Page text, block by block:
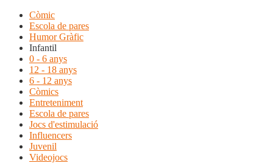
Còmic
Escola de pares
Humor Gràfic
Infantil
0 - 6 anys
12 - 18 anys
6 - 12 anys
Còmics
Entreteniment
Escola de pares
Jocs d'estimulació
Influencers
Juvenil
Videojocs